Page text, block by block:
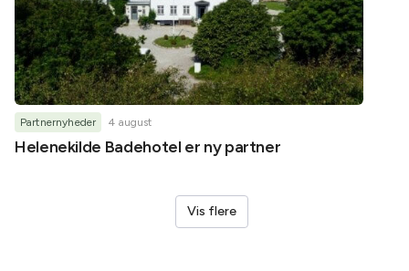
Partnernyheder 4 august
Helenekilde Badehotel er ny partner
Vis flere